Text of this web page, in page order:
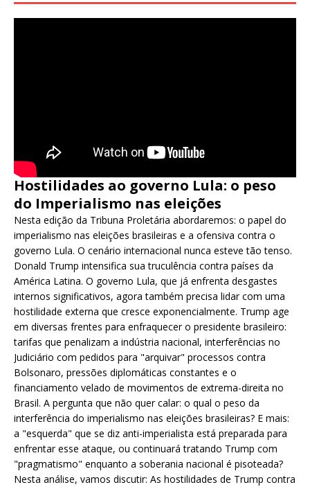
Hostilidades ao governo Lula: o peso
do Imperialismo nas eleições
Nesta edição da Tribuna Proletária abordaremos: o papel do
imperialismo nas eleições brasileiras e a ofensiva contra o
governo Lula. O cenário internacional nunca esteve tão tenso.
Donald Trump intensifica sua truculência contra países da
América Latina. O governo Lula, que já enfrenta desgastes
internos significativos, agora também precisa lidar com uma
hostilidade externa que cresce exponencialmente. Trump age
em diversas frentes para enfraquecer o presidente brasileiro:
tarifas que penalizam a indústria nacional, interferências no
Judiciário com pedidos para "arquivar" processos contra
Bolsonaro, pressões diplomáticas constantes e o
financiamento velado de movimentos de extrema-direita no
Brasil. A pergunta que não quer calar: o qual o peso da
interferência do imperialismo nas eleições brasileiras? E mais:
a "esquerda" que se diz anti-imperialista está preparada para
enfrentar esse ataque, ou continuará tratando Trump com
"pragmatismo" enquanto a soberania nacional é pisoteada?
Nesta análise, vamos discutir: As hostilidades de Trump contra